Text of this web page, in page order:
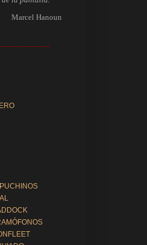
Marcel Hanoun